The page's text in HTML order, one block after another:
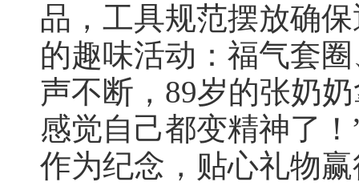
品，工具规范摆放确
的趣味活动：福气套
声不断，89岁的张奶
感觉自己都变精神了
作为纪念，贴心礼物